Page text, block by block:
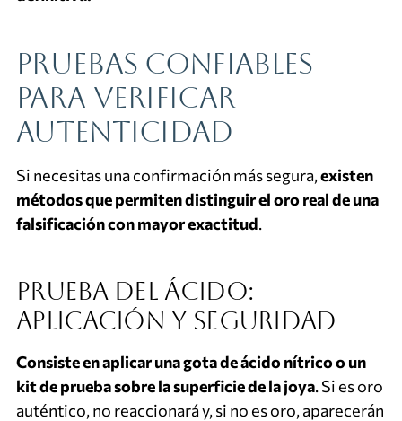
Pruebas confiables
para verificar
autenticidad
Si necesitas una confirmación más segura,existen
métodos que permiten distinguir el oro real de una
falsificación con mayor exactitud.
Prueba del ácido:
aplicación y seguridad
Consiste en aplicar una gota de ácido nítrico o un
kit de prueba sobre la superficie de la joya. Si es oro
auténtico, no reaccionará y, si no es oro, aparecerán